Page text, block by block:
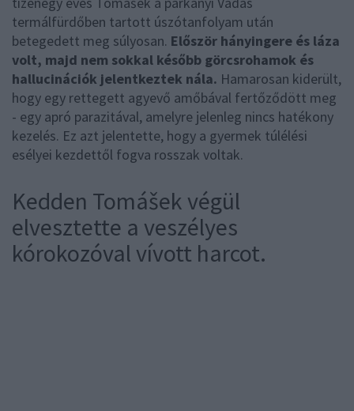
termálfürdőben tartott úszótanfolyam után
betegedett meg súlyosan. Először hányingere és láza
volt, majd nem sokkal később görcsrohamok és
hallucinációk jelentkeztek nála. Hamarosan kiderült,
hogy egy rettegett agyevő amőbával fertőződött meg
- egy apró parazitával, amelyre jelenleg nincs hatékony
kezelés. Ez azt jelentette, hogy a gyermek túlélési
esélyei kezdettől fogva rosszak voltak.
Kedden Tomášek végül
elvesztette a veszélyes
kórokozóval vívott harcot.